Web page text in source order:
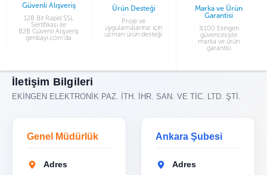
Güvenli Alışveriş
128 Bit Rapid SSL
Sertifikası ile
B2B Güvenli Alışveriş
genbayi.com’da
Ürün Desteği
Proje ve
uygulamalarınız için
uzman ürün desteği.
Marka ve Ürün
Garantisi
%100 Ekingen
güvencesiyle
marka ve ürün
garantisi
İletişim Bilgileri
EKİNGEN ELEKTRONİK PAZ. İTH. İHR. SAN. VE TİC. LTD. ŞTİ.
Genel Müdürlük
Adres
Ankara Şubesi
Adres